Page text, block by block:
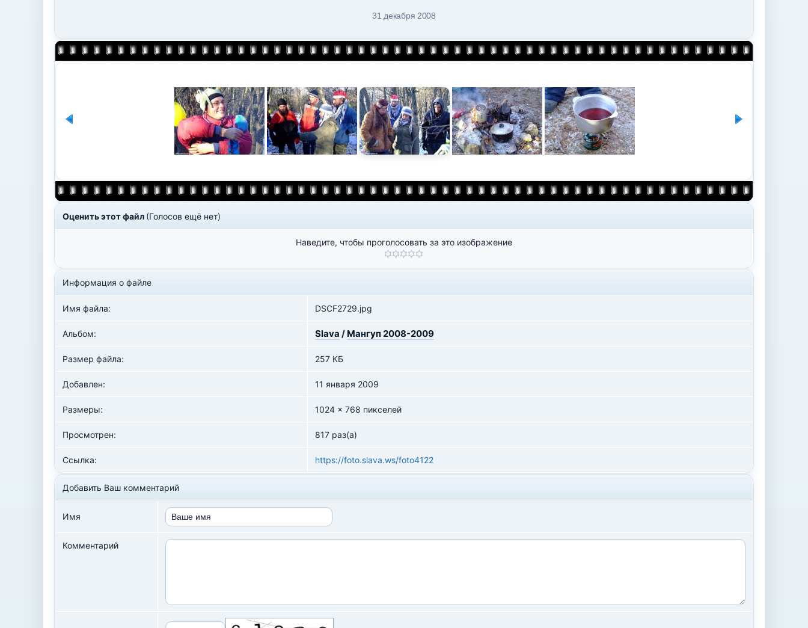
31 декабря 2008
Оценить этот файл (Голосов ещё нет)
Наведите, чтобы проголосовать за это изображение
Информация о файле
Имя файла: DSCF2729.jpg
Альбом: Slava / Мангуп 2008-2009
Размер файла: 257 КБ
Добавлен: 11 января 2009
Размеры: 1024 x 768 пикселей
Просмотрен: 817 раз(а)
Ссылка: https://foto.slava.ws/foto4122
Добавить Ваш комментарий
Имя
Комментарий